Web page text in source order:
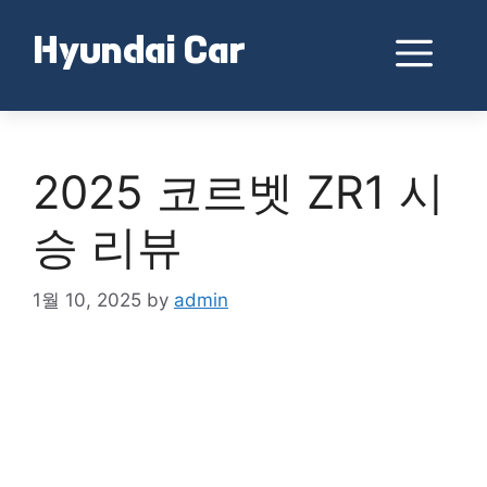
contentHyundai Car
2025 코르벳 ZR1 시
승 리뷰
1월 10, 2025 by admin